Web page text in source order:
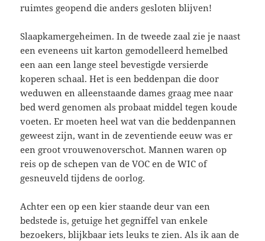
ruimtes geopend die anders gesloten blijven!
Slaapkamergeheimen. In de tweede zaal zie je naast
een eveneens uit karton gemodelleerd hemelbed
een aan een lange steel bevestigde versierde
koperen schaal. Het is een beddenpan die door
weduwen en alleenstaande dames graag mee naar
bed werd genomen als probaat middel tegen koude
voeten. Er moeten heel wat van die beddenpannen
geweest zijn, want in de zeventiende eeuw was er
een groot vrouwenoverschot. Mannen waren op
reis op de schepen van de VOC en de WIC of
gesneuveld tijdens de oorlog.
Achter een op een kier staande deur van een
bedstede is, getuige het gegniffel van enkele
bezoekers, blijkbaar iets leuks te zien. Als ik aan de